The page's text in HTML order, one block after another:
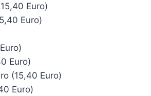
Euro)
Euro)
Euro)
(15,40 Euro)
Euro)